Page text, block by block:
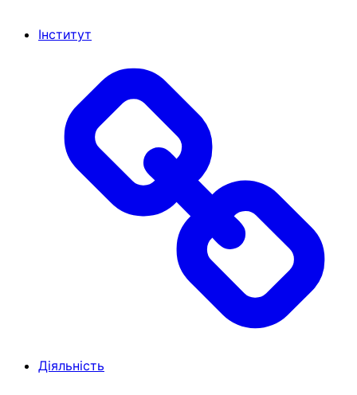
Інститут
Діяльність